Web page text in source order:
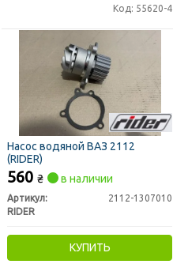
Код: 55620-4
Насос водяной ВАЗ 2112
(RIDER)
560 ₴ в наличии
Артикул:
2112-1307010
RIDER
КУПИТЬ